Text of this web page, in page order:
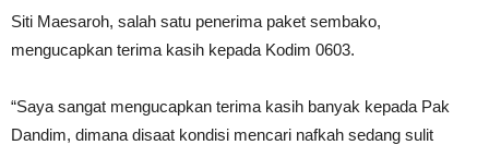
Siti Maesaroh, salah satu penerima paket sembako,
mengucapkan terima kasih kepada Kodim 0603.
“Saya sangat mengucapkan terima kasih banyak kepada Pak
Dandim, dimana disaat kondisi mencari nafkah sedang sulit